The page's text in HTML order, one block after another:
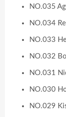
NO.035
NO.034
NO.033
NO.032
NO.031
NO.030
NO.029